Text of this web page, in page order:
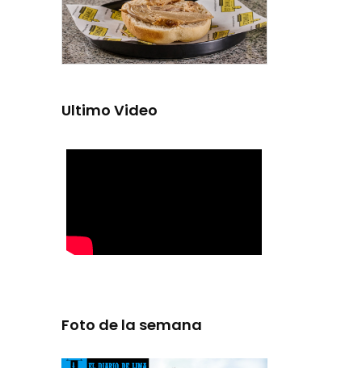
Ultimo Video
Foto de la semana